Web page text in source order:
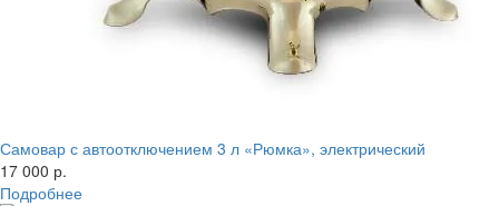
Самовар с автоотключением 3 л «Рюмка», электрический
17 000 р.
Подробнее